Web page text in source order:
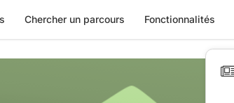
Chercher un parcours Fonctionnalités